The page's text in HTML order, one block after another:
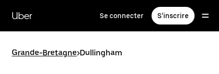
contenu
principal
Uber Se connecter S'inscrire
Grande-Bretagne>Dullingham